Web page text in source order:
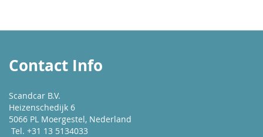
Contact Info
Scandcar B.V.
Heizenschedijk 6
5066 PL Moergestel, Nederland
Tel. +31 13 5134033